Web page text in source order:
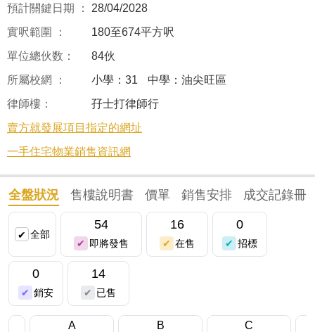
預計關鍵日期 ： 28/04/2028
單位總伙数： 84伙
實呎範圍 ： 180至674平方呎
律師樓： 孖士打律師行
所屬校網 ： 小學：31 中學：油尖旺區
賣方就發展項目指定的網址
一手住宅物業銷售資訊網
全盤狀況 售樓說明書 價單 銷售安排 成交記錄冊
全部
54
即將發售
16
在售
0
招標
0
銷安
14
已售
A B C